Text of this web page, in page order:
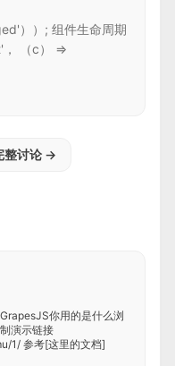
））; 组件生命周期
（c） =>
整讨论 →
你用的是什么浏
演示链接
1/ 参考[这里的文档]